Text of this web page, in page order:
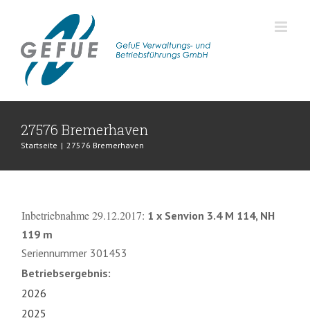
springen
27576 Bremerhaven
Startseite | 27576 Bremerhaven
Inbetriebnahme 29.12.2017: 1 x Senvion 3.4 M 114, NH
119 m
Seriennummer 301453
Betriebsergebnis:
2026
2025